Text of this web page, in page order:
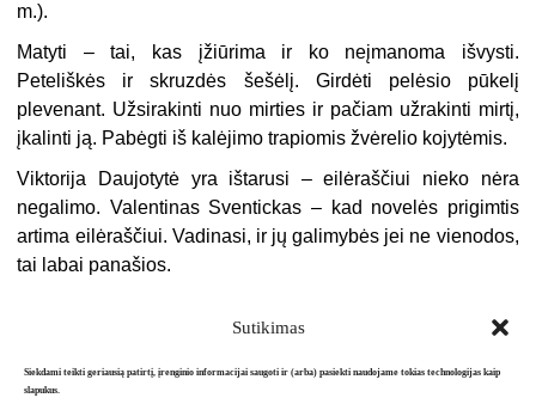
Sutikimas
Siekdami teikti geriausią patirtį, įrenginio informacijai saugoti ir (arba) pasiekti naudojame tokias technologijas kaip
slapukus.
m.).
Matyti – tai, kas įžiūrima ir ko neįmanoma išvysti.
Peteliškės ir skruzdės šešėlį. Girdėti pelėsio pūkelį
plevenant. Užsirakinti nuo mirties ir pačiam užrakinti mirtį,
įkalinti ją. Pabėgti iš kalėjimo trapiomis žvėrelio kojytėmis.
Viktorija Daujotytė yra ištarusi – eilėraščiui nieko nėra
negalimo. Valentinas Sventickas – kad novelės prigimtis
artima eilėraščiui. Vadinasi, ir jų galimybės jei ne vienodos,
tai labai panašios.